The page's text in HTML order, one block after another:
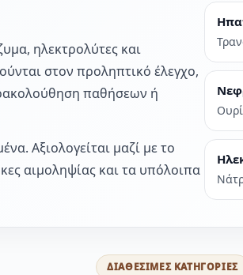
ηλεκτρολύτες και
στον προληπτικό έλεγχο,
παθήσεων ή
Αξιολογείται μαζί με το
αιμοληψίας και τα υπόλοιπα
ΔΙΑΘΕΣΙΜΕΣ ΚΑΤΗΓΟΡΙΕΣ